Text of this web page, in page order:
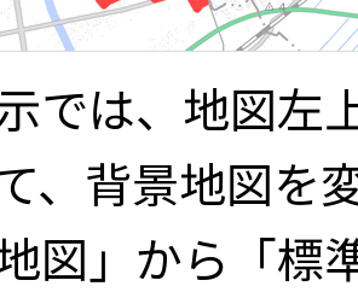
では、地図左
、背景地図を
地図」から「